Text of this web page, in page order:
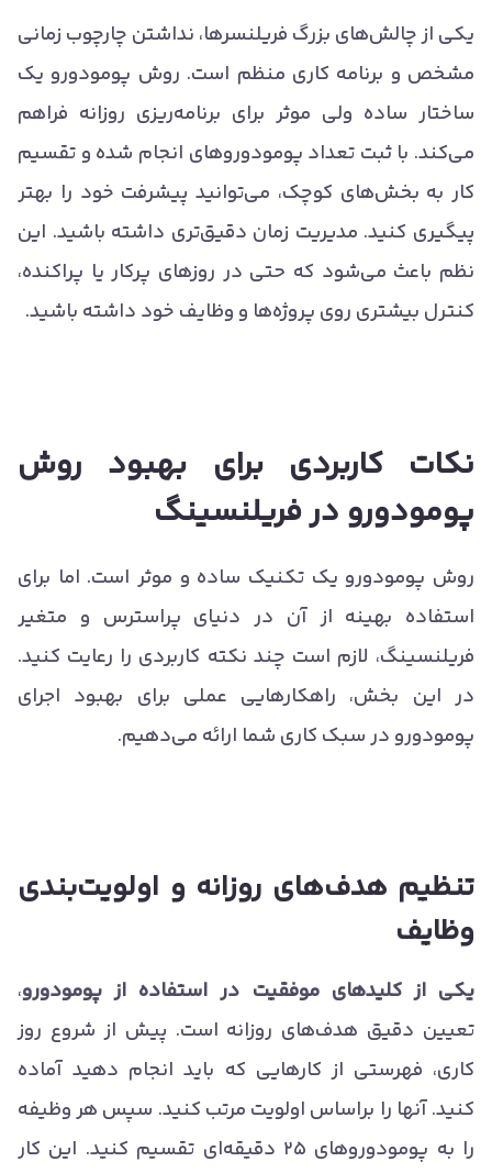
یکی از چالش‌های بزرگ فریلنسرها، نداشتن چارچوب زمانی
مشخص و برنامه کاری منظم است. روش پومودورو یک
ساختار ساده ولی موثر برای برنامه‌ریزی روزانه فراهم
می‌کند. با ثبت تعداد پومودوروهای انجام شده و تقسیم
کار به بخش‌های کوچک، می‌توانید پیشرفت خود را بهتر
پیگیری کنید. مدیریت زمان دقیق‌تری داشته باشید. این
نظم باعث می‌شود که حتی در روزهای پرکار یا پراکنده،
کنترل بیشتری روی پروژه‌ها و وظایف خود داشته باشید.
نکات کاربردی برای بهبود روش
پومودورو در فریلنسینگ
روش پومودورو یک تکنیک ساده و موثر است. اما برای
استفاده بهینه از آن در دنیای پراسترس و متغیر
فریلنسینگ، لازم است چند نکته کاربردی را رعایت کنید.
در این بخش، راهکارهایی عملی برای بهبود اجرای
پومودورو در سبک کاری شما ارائه می‌دهیم.
تنظیم هدف‌های روزانه و اولویت‌بندی
وظایف
یکی از کلیدهای موفقیت در استفاده از پومودورو،
تعیین دقیق هدف‌های روزانه است. پیش از شروع روز
کاری، فهرستی از کارهایی که باید انجام دهید آماده
کنید. آنها را براساس اولویت مرتب کنید. سپس هر وظیفه
را به پومودوروهای ۲۵ دقیقه‌ای تقسیم کنید. این کار